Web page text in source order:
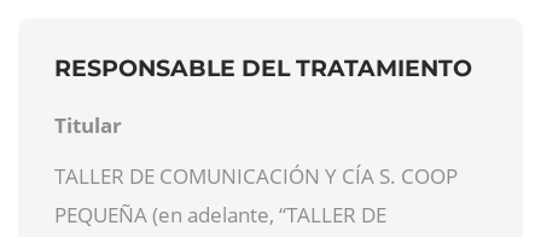
RESPONSABLE DEL TRATAMIENTO
Titular
TALLER DE COMUNICACIÓN Y CÍA S. COOP
PEQUEÑA (en adelante, “TALLER DE